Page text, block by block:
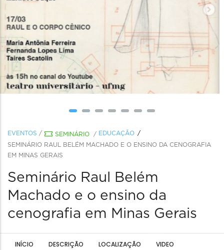
EVENTOS / SEMINÁRIO / EDUCAÇÃO
SEMINÁRIO RAUL BELÉM MACHADO E O ENSINO DA CENOGRAFIA
EM MINAS GERAIS
Seminário Raul Belém
Machado e o ensino da
cenografia em Minas Gerais
INÍCIO DESCRIÇÃO LOCALIZAÇÃO VIDEO